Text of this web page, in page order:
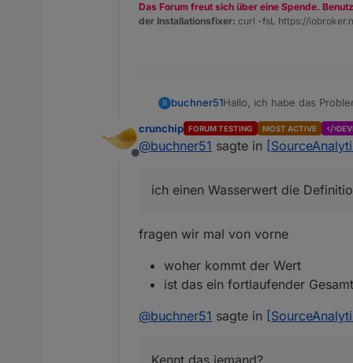
Das Forum freut sich über eine Spende.
der Installationsfixer: curl -fsL https://
B buchner51Hallo, ich habe das
Offline
crunchip FORUM TESTING MOST ACTIVE
@buchner51 sagte in
ich einen Wasserwert die
fragen wir mal von vorne
woher kommt der Wert
ist das ein fortlaufender
@buchner51 sagte in